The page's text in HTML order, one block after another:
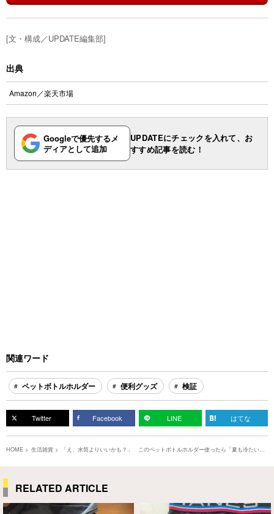
[文・構成／UPDATE編集部]
出典
Amazon ／楽天市場
Googleで優先するメ
ディアとして追加
UPDATEにチェックを入れて、お
すすめ記事を読む！
関連ワード
ペットボトルホルダー 便利グッズ 検証
Twitter Facebook LINE はてな
HOME 生活雑貨
「え、水筒よりいいかも？」 このペットボトルホルダー使ったら「夏も冷たい飲
RELATED ARTICLE